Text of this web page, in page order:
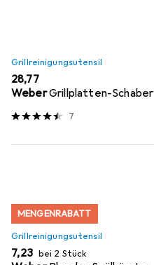
Grillreinigungsutensil
EUR
28,77
WeberGrillplatten-Schaber
7
MENGENRABATT
Grillreinigungsutensil
EUR
7,23 bei 2 Stück